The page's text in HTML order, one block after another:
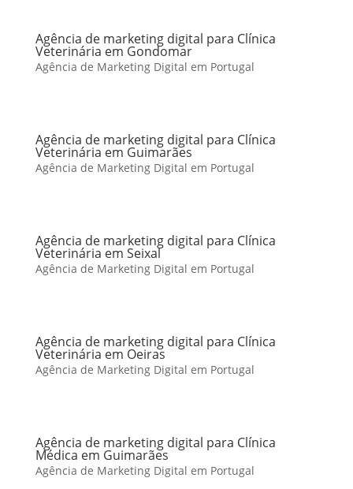
Agência de marketing digital para Clínica
Veterinária em Gondomar
Agência de Marketing Digital em Portugal
Agência de marketing digital para Clínica
Veterinária em Guimarães
Agência de Marketing Digital em Portugal
Agência de marketing digital para Clínica
Veterinária em Seixal
Agência de Marketing Digital em Portugal
Agência de marketing digital para Clínica
Veterinária em Oeiras
Agência de Marketing Digital em Portugal
Agência de marketing digital para Clínica
Médica em Guimarães
Agência de Marketing Digital em Portugal